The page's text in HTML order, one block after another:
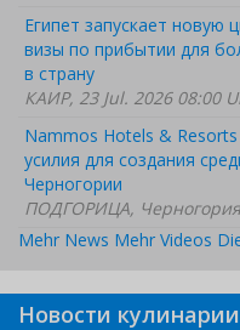
Египет запускает новую
визы по прибытии для
в страну
КАИР, 23 Jul. 2026 08:00
Nammos Hotels &
усилия для создания
Черногории
ПОДГОРИЦА,
Mehr News Mehr Videos
Новости